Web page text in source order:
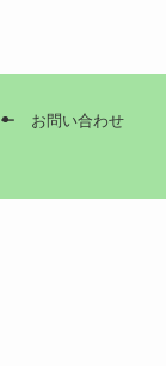
お問い合わせ